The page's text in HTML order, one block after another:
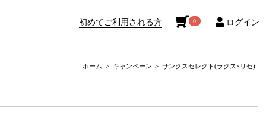
初めてご利用される方 0 ログイン
ホーム キャンペーン サンクスセレクト(ラクス×リセ)